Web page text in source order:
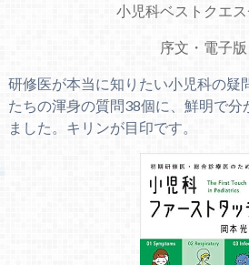
小児科ベストクエ
序文 ・ 電子版
研修医が本当に知りたい小児科の疑
たちの渾身の質問38個に、鮮明で分
ました。キリンが目印です。